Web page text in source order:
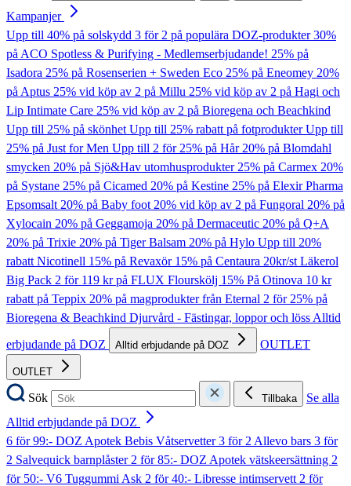
Kampanjer
Upp till 40% på solskydd 3 för 2 på populära DOZ-produkter30%
på ACO Spotless & Purifying - Medlemserbjudande! 25% på
Isadora 25% på Rosenserien + Sweden Eco 25% på Eneomey 20%
på Aptus 25% vid köp av 2 på Millu 25% vid köp av 2 på Hagi och
Lip Intimate Care 25% vid köp av 2 på Bioregena och Beachkind
Upp till 25% på skönhetUpp till 25% rabatt på fotprodukterUpp till
25% på Just for Men Upp till 2 för 25% på Hår20% på Blomdahl
smycken 20% på Sjö&Hav utomhusprodukter25% på Carmex 20%
på Systane 25% på Cicamed 20% på Kestine 25% på Elexir Pharma
Epsomsalt20% på Baby foot20% vid köp av 2 på Fungoral 20% på
Xylocain 20% på Geggamoja 20% på Dermaceutic 20% på Q+A
20% på Trixie 20% på Tiger Balsam 20% på Hylo Upp till 20%
rabatt Nicotinell 15% på Revaxör 15% på Centaura 20kr/st Läkerol
Big Pack 2 för 119 kr på FLUX Flourskölj 15% På Otinova 10 kr
rabatt på Teppix 20% på magprodukter från Eternal 2 för 25% på
Bioregena & Beachkind Djurvård - Fästingar, loppor och lössAlltid
erbjudande på DOZ
Alltid erbjudande på DOZ OUTLET
OUTLET
Sök Tillbaka
Se alla
Alltid erbjudande på DOZ
6 för 99:- DOZ Apotek Bebis Våtservetter3 för 2 Allevo bars 3 för
2 Salvequick barnplåster2 för 85:- DOZ Apotek vätskeersättning 2
för 50:- V6 Tuggummi Ask 2 för 40:- Libresse intimservett2 för